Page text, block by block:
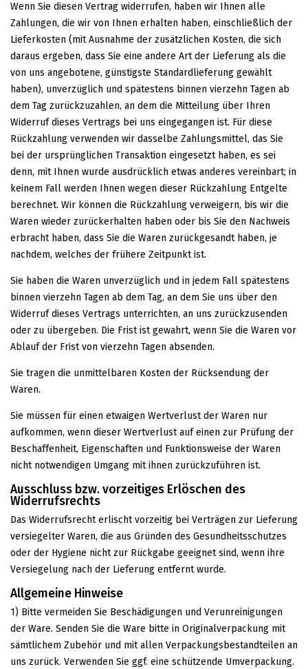
Wenn Sie diesen Vertrag widerrufen, haben wir Ihnen alle
Zahlungen, die wir von Ihnen erhalten haben, einschließlich der
Lieferkosten (mit Ausnahme der zusätzlichen Kosten, die sich
daraus ergeben, dass Sie eine andere Art der Lieferung als die
von uns angebotene, günstigste Standardlieferung gewählt
haben), unverzüglich und spätestens binnen vierzehn Tagen ab
dem Tag zurückzuzahlen, an dem die Mitteilung über Ihren
Widerruf dieses Vertrags bei uns eingegangen ist. Für diese
Rückzahlung verwenden wir dasselbe Zahlungsmittel, das Sie
bei der ursprünglichen Transaktion eingesetzt haben, es sei
denn, mit Ihnen wurde ausdrücklich etwas anderes vereinbart; in
keinem Fall werden Ihnen wegen dieser Rückzahlung Entgelte
berechnet. Wir können die Rückzahlung verweigern, bis wir die
Waren wieder zurückerhalten haben oder bis Sie den Nachweis
erbracht haben, dass Sie die Waren zurückgesandt haben, je
nachdem, welches der frühere Zeitpunkt ist.
Sie haben die Waren unverzüglich und in jedem Fall spätestens
binnen vierzehn Tagen ab dem Tag, an dem Sie uns über den
Widerruf dieses Vertrags unterrichten, an uns zurückzusenden
oder zu übergeben. Die Frist ist gewahrt, wenn Sie die Waren vor
Ablauf der Frist von vierzehn Tagen absenden.
Sie tragen die unmittelbaren Kosten der Rücksendung der
Waren.
Sie müssen für einen etwaigen Wertverlust der Waren nur
aufkommen, wenn dieser Wertverlust auf einen zur Prüfung der
Beschaffenheit, Eigenschaften und Funktionsweise der Waren
nicht notwendigen Umgang mit ihnen zurückzuführen ist.
Ausschluss bzw. vorzeitiges Erlöschen des
Widerrufsrechts
Das Widerrufsrecht erlischt vorzeitig bei Verträgen zur Lieferung
versiegelter Waren, die aus Gründen des Gesundheitsschutzes
oder der Hygiene nicht zur Rückgabe geeignet sind, wenn ihre
Versiegelung nach der Lieferung entfernt wurde.
Allgemeine Hinweise
1) Bitte vermeiden Sie Beschädigungen und Verunreinigungen
der Ware. Senden Sie die Ware bitte in Originalverpackung mit
sämtlichem Zubehör und mit allen Verpackungsbestandteilen an
uns zurück. Verwenden Sie ggf. eine schützende Umverpackung.